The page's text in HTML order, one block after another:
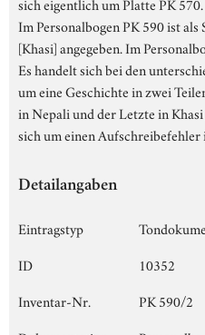
Im Personalbogen PK 590 ist
[Khasi] angegeben. Im
Es handelt sich bei den
um eine Geschichte in zwei
in Nepali und der Letzte in
sich um einen Aufschreibefehler
Detailangaben
Eintragstyp
ID
10352
Inventar-Nr.
PK 590/2